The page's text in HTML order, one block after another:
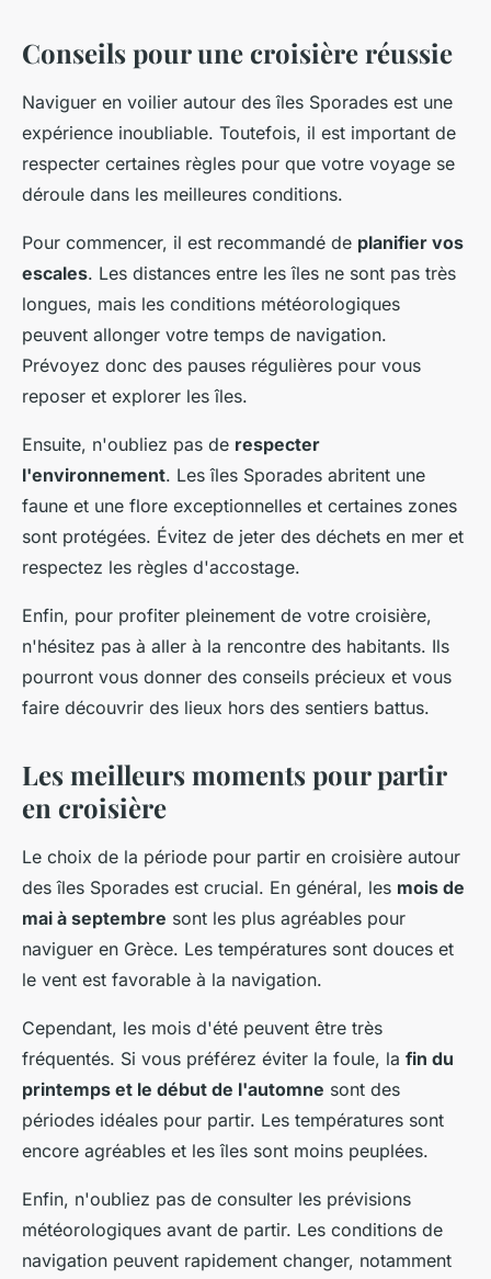
Conseils pour une croisière réussie
Naviguer en voilier autour des îles Sporades est une
expérience inoubliable. Toutefois, il est important de
respecter certaines règles pour que votre voyage se
déroule dans les meilleures conditions.
Pour commencer, il est recommandé de planifier vos
escales. Les distances entre les îles ne sont pas très
longues, mais les conditions météorologiques
peuvent allonger votre temps de navigation.
Prévoyez donc des pauses régulières pour vous
reposer et explorer les îles.
Ensuite, n'oubliez pas de respecter
l'environnement. Les îles Sporades abritent une
faune et une flore exceptionnelles et certaines zones
sont protégées. Évitez de jeter des déchets en mer et
respectez les règles d'accostage.
Enfin, pour profiter pleinement de votre croisière,
n'hésitez pas à aller à la rencontre des habitants. Ils
pourront vous donner des conseils précieux et vous
faire découvrir des lieux hors des sentiers battus.
Les meilleurs moments pour partir
en croisière
Le choix de la période pour partir en croisière autour
des îles Sporades est crucial. En général, les mois de
mai à septembre sont les plus agréables pour
naviguer en Grèce. Les températures sont douces et
le vent est favorable à la navigation.
Cependant, les mois d'été peuvent être très
fréquentés. Si vous préférez éviter la foule, la fin du
printemps et le début de l'automne sont des
périodes idéales pour partir. Les températures sont
encore agréables et les îles sont moins peuplées.
Enfin, n'oubliez pas de consulter les prévisions
météorologiques avant de partir. Les conditions de
navigation peuvent rapidement changer, notamment